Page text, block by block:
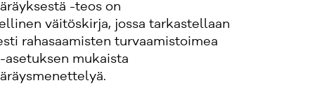
-teos on
väitöskirja, jossa tarkastellaan
rahasaamisten turvaamistoimea
asetuksen mukaista